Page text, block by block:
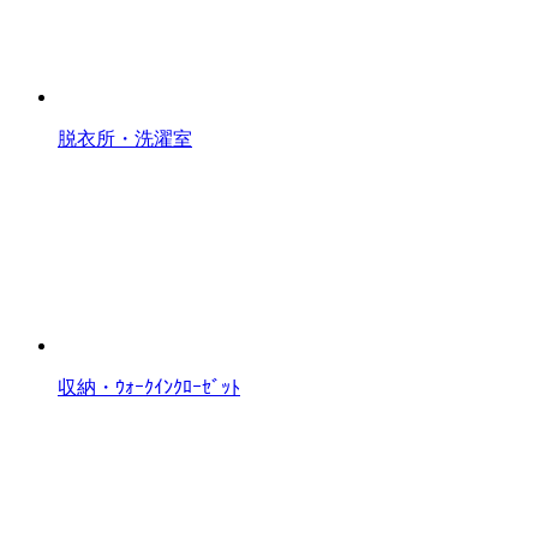
脱衣所・洗濯室
収納・ｳｫｰｸｲﾝｸﾛｰｾﾞｯﾄ